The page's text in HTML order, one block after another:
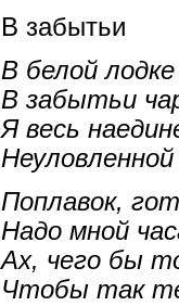
В забытьи
В белой
В забытьи
Я весь
Поплавок,
Надо мной
Ах, чего бы
Чтобы так